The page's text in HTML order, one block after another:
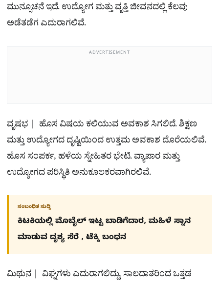
ಮುನ್ಸೂಚನೆ ಇದೆ. ಉದ್ಯೋಗ ಮತ್ತು ವೃತ್ತಿ ಜೀವನದಲ್ಲಿ ಕೆಲವು
ಅಡೆತಡೆಗ ಎದುರಾಗಲಿವೆ.
ADVERTISEMENT
ವೃಷಭ | ಹೊಸ ವಿಷಯ ಕಲಿಯುವ ಅವಕಾಶ ಸಿಗಲಿದೆ. ಶಿಕ್ಷಣ
ಮತ್ತು ಉದ್ಯೋಗದ ದೃಷ್ಟಿಯಿಂದ ಉತ್ತಮ ಅವಕಾಶ ದೊರೆಯಲಿವೆ.
ಹೊಸ ಸಂಪರ್ಕ, ಹಳೆಯ ಸ್ನೇಹಿತರ ಭೇಟಿ. ವ್ಯಾಪಾರ ಮತ್ತು
ಉದ್ಯೋಗದ ಪರಿಸ್ಥಿತಿ ಅನುಕೂಲಕರವಾಗಿರಲಿವೆ.
ಸಂಬಂಧಿತ ಸುದ್ದಿ
ಕಿಟಕಿಯಲ್ಲಿ ಮೊಬೈಲ್ ಇಟ್ಟ ಬಾಡಿಗೆದಾರ, ಮಹಿಳೆ ಸ್ನಾನ
ಮಾಡುವ ದೃಶ್ಯ ಸೆರೆ , ಟೆಕ್ಕಿ ಬಂಧನ
ಮಿಥುನ | ವಿಘ್ನಗಳು ಎದುರಾಗಲಿದ್ದು, ಸಾಲದಾತರಿಂದ ಒತ್ತಡ